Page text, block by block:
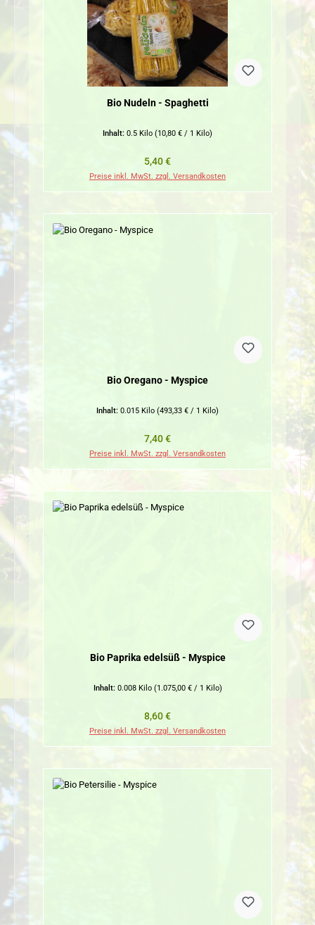
Bio Nudeln - Spaghetti
Inhalt: 0.5 Kilo (10,80 € / 1 Kilo)
Regulärer Preis:
5,40 €
Preise inkl. MwSt. zzgl. Versandkosten
Bio Oregano - Myspice
Inhalt: 0.015 Kilo (493,33 € / 1 Kilo)
Regulärer Preis:
7,40 €
Preise inkl. MwSt. zzgl. Versandkosten
Bio Paprika edelsüß - Myspice
Inhalt: 0.008 Kilo (1.075,00 € / 1 Kilo)
Regulärer Preis:
8,60 €
Preise inkl. MwSt. zzgl. Versandkosten